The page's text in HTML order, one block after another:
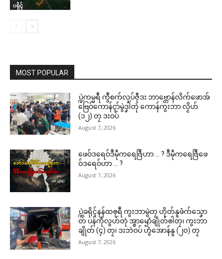
ပရိုၚ်
MOST POPULAR
ပ္ဍဲကမ္မရဳ ကွဳစက်လုပ်ဇီုဒး ဘာဗ္တောန်လိက်ဖောအ်
ဗြေဝ်ကောန်ၚာ်မွဲဒၞါဲတုဲ ကောန်ကွးဘာ လၟိဟ်
(၁၂) တၠ ဒးဝပ်
August 7, 2026
ဖေဝ်ဒရေဝ်ဒဳမဵုကရေဇြဳဟာ … ? ဒဳမဵုကရေဇြဳဖေ
ဝ်ဒရေဝ်ဟာ … ?
August 7, 2026
ပ္ဍဲခရိုၚ်နန်ထၜုရဳ ကွးဘာမွဲတၠ ဟိုတ်နူဖံက်သၞော
တ် ပန်ကဵုလွဟ်တုဲ အ္စာၝောံချိုတ်ၜါတၠ၊ ကွးဘာ
ချိုတ် (၄) တၠ၊ ဒးဘဲဝပ် ဟွံအောန်နူ (၂၀) တၠ
August 7, 2026